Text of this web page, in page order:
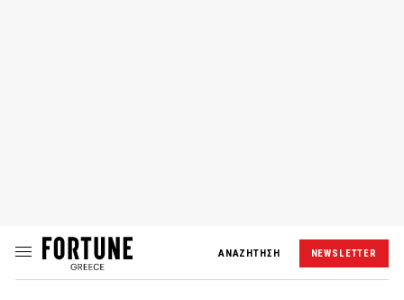
ΑΝΑΖΗΤΗΣΗ NEWSLETTER